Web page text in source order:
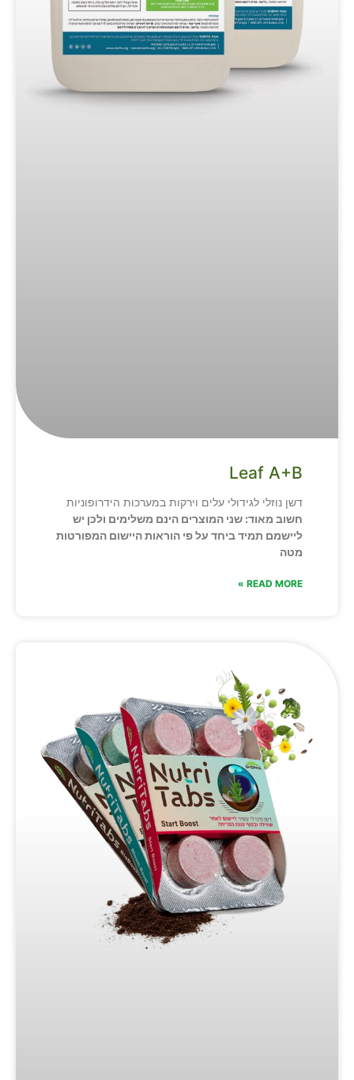
Leaf A+B
דשן נוזלי לגידולי עלים וירקות במערכות הידרופוניות
חשוב מאוד: שני המוצרים הינם משלימים ולכן יש
ליישמם תמיד ביחד על פי הוראות היישום המפורטות
מטה
READ MORE »